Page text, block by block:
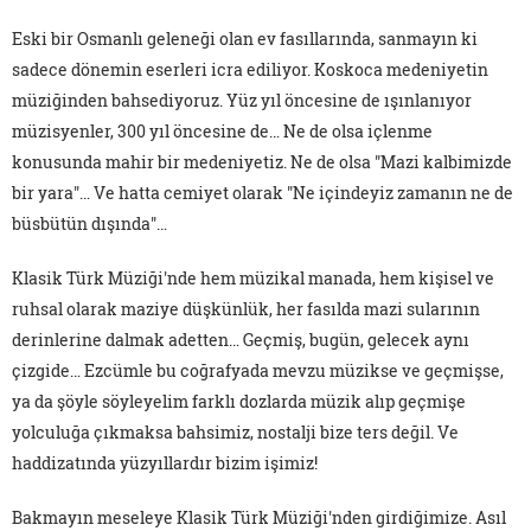
Eski bir Osmanlı geleneği olan ev fasıllarında, sanmayın ki
sadece dönemin eserleri icra ediliyor. Koskoca medeniyetin
müziğinden bahsediyoruz. Yüz yıl öncesine de ışınlanıyor
müzisyenler, 300 yıl öncesine de… Ne de olsa içlenme
konusunda mahir bir medeniyetiz. Ne de olsa "Mazi kalbimizde
bir yara"… Ve hatta cemiyet olarak "Ne içindeyiz zamanın ne de
büsbütün dışında"…
Klasik Türk Müziği'nde hem müzikal manada, hem kişisel ve
ruhsal olarak maziye düşkünlük, her fasılda mazi sularının
derinlerine dalmak adetten… Geçmiş, bugün, gelecek aynı
çizgide… Ezcümle bu coğrafyada mevzu müzikse ve geçmişse,
ya da şöyle söyleyelim farklı dozlarda müzik alıp geçmişe
yolculuğa çıkmaksa bahsimiz, nostalji bize ters değil. Ve
haddizatında yüzyıllardır bizim işimiz!
Bakmayın meseleye Klasik Türk Müziği'nden girdiğimize. Asıl